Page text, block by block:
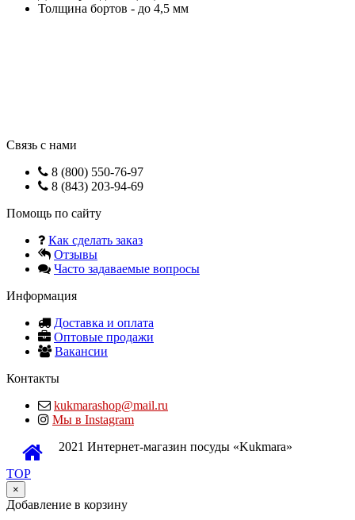
Толщина бортов - до 4,5 мм
Связь с нами
8 (800) 550-76-97
8 (843) 203-94-69
Помощь по сайту
Как сделать заказ
Отзывы
Часто задаваемые вопросы
Информация
Доставка и оплата
Оптовые продажи
Вакансии
Контакты
kukmarashop@mail.ru
Мы в Instagram
2021 Интернет-магазин посуды «Kukmara»
TOP
×
Добавление в корзину